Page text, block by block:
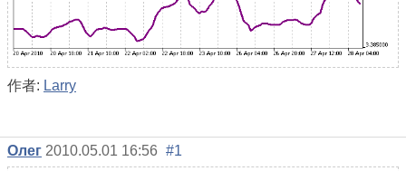
作者: Larry
Олег 2010.05.01 16:56 #1